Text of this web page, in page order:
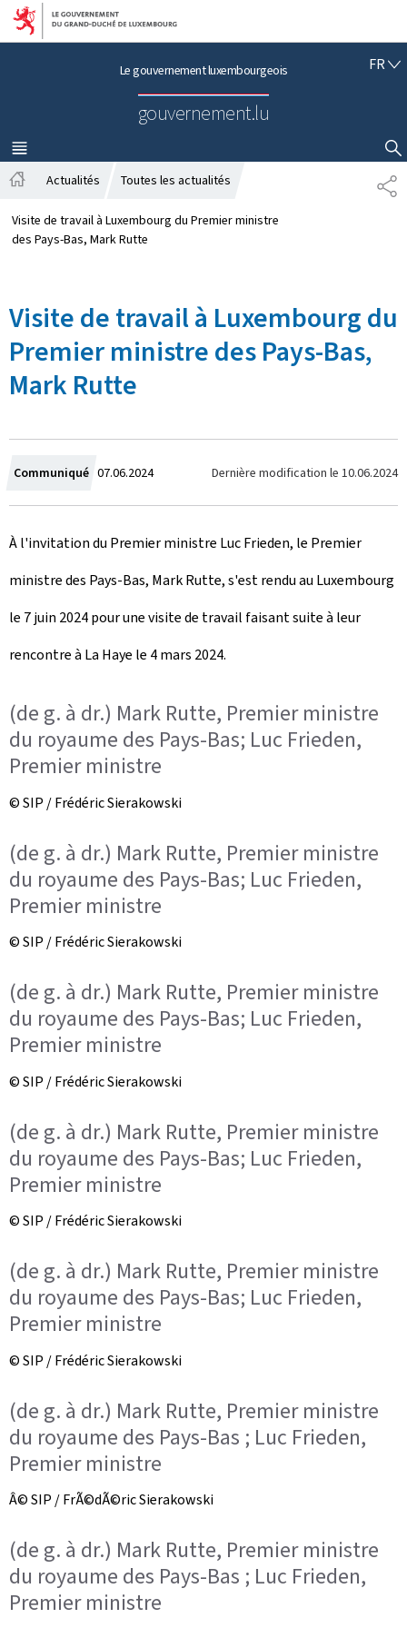
Aller au menu principal
Aller au contenu
Le gouvernement luxembourgeois
gouvernement.lu
FRF
Ç
A
I
S
MENU
PRINCIPAL
AFFICHER / MASQUER LA RECHERCHE
P
A
c
c
l
Actualités Toutes les actualités
Visite de travail à Luxembourg du Premier ministre
des Pays-Bas, Mark Rutte
Visite de travail à Luxembourg du
Premier ministre des Pays-Bas,
Mark Rutte
Communiqué C
r
é
e
l
e
07.06.2024 Dernière modification le 10.06.2024
À l'invitation du Premier ministre Luc Frieden, le Premier
ministre des Pays-Bas, Mark Rutte, s'est rendu au Luxembourg
le 7 juin 2024 pour une visite de travail faisant suite à leur
rencontre à La Haye le 4 mars 2024.
(de g. à dr.) Mark Rutte, Premier ministre
du royaume des Pays-Bas; Luc Frieden,
Premier ministre
© SIP / Frédéric Sierakowski
(de g. à dr.) Mark Rutte, Premier ministre
du royaume des Pays-Bas; Luc Frieden,
Premier ministre
© SIP / Frédéric Sierakowski
(de g. à dr.) Mark Rutte, Premier ministre
du royaume des Pays-Bas; Luc Frieden,
Premier ministre
© SIP / Frédéric Sierakowski
(de g. à dr.) Mark Rutte, Premier ministre
du royaume des Pays-Bas; Luc Frieden,
Premier ministre
© SIP / Frédéric Sierakowski
(de g. à dr.) Mark Rutte, Premier ministre
du royaume des Pays-Bas; Luc Frieden,
Premier ministre
© SIP / Frédéric Sierakowski
(de g. à dr.) Mark Rutte, Premier ministre
du royaume des Pays-Bas ; Luc Frieden,
Premier ministre
Â© SIP / FrÃ©dÃ©ric Sierakowski
(de g. à dr.) Mark Rutte, Premier ministre
du royaume des Pays-Bas ; Luc Frieden,
Premier ministre